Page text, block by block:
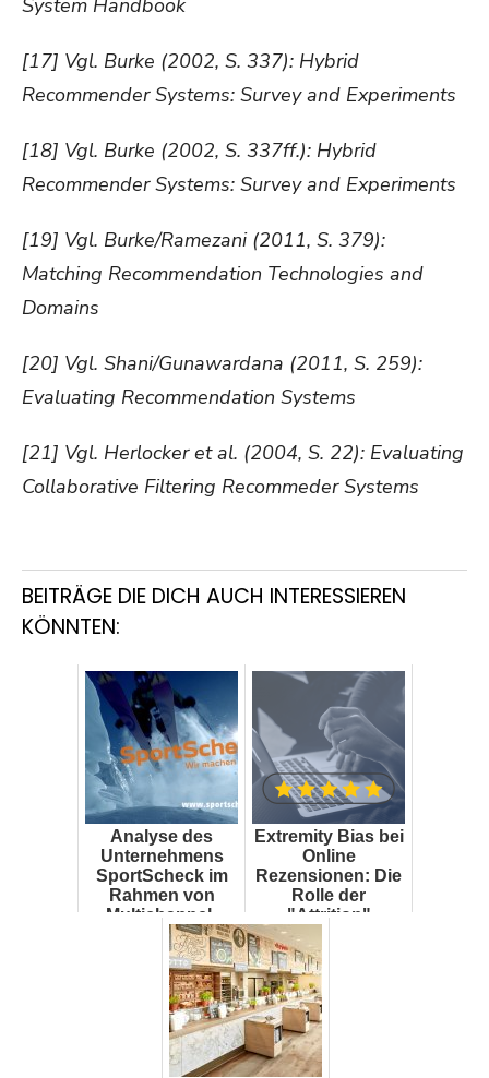
System Handbook
[17] Vgl. Burke (2002, S. 337): Hybrid
Recommender Systems: Survey and Experiments
[18] Vgl. Burke (2002, S. 337ff.): Hybrid
Recommender Systems: Survey and Experiments
[19] Vgl. Burke/Ramezani (2011, S. 379):
Matching Recommendation Technologies and
Domains
[20] Vgl. Shani/Gunawardana (2011, S. 259):
Evaluating Recommendation Systems
[21] Vgl. Herlocker et al. (2004, S. 22): Evaluating
Collaborative Filtering Recommeder Systems
BEITRÄGE DIE DICH AUCH INTERESSIEREN
KÖNNTEN:
Analyse des
Unternehmens
SportScheck im
Rahmen von
Multichannel-
Retailing
Extremity Bias bei
Online
Rezensionen: Die
Rolle der
"Attrition"